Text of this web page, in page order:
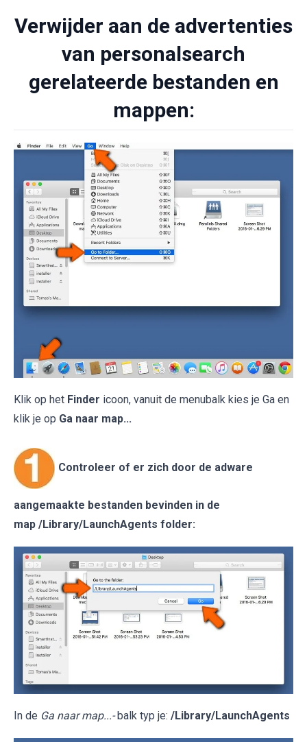
Verwijder aan de advertenties
van personalsearch
gerelateerde bestanden en
mappen:
Klik op het Finder icoon, vanuit de menubalk kies je Ga en
klik je op Ga naar map...
Controleer of er zich door de adware
aangemaakte bestanden bevinden in de
map /Library/LaunchAgents folder:
In de Ga naar map...- balk typ je: /Library/LaunchAgents